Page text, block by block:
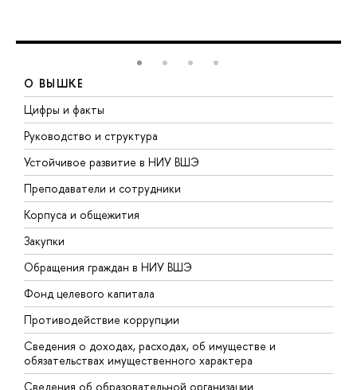
О ВЫШКЕ
Цифры и факты
Руководство и структура
Устойчивое развитие в НИУ ВШЭ
Преподаватели и сотрудники
Корпуса и общежития
Закупки
Обращения граждан в НИУ ВШЭ
Фонд целевого капитала
Противодействие коррупции
Сведения о доходах, расходах, об имуществе и
обязательствах имущественного характера
Сведения об образовательной организации